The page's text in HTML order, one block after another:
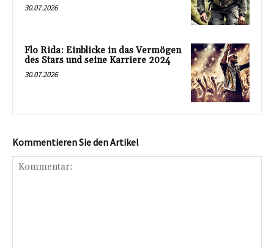
30.07.2026
Flo Rida: Einblicke in das Vermögen
des Stars und seine Karriere 2024
30.07.2026
Kommentieren Sie den Artikel